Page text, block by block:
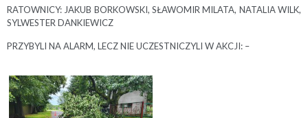
RATOWNICY: JAKUB BORKOWSKI, SŁAWOMIR MILATA, NATALIA WILK,
SYLWESTER DANKIEWICZ
PRZYBYLI NA ALARM, LECZ NIE UCZESTNICZYLI W AKCJI: –